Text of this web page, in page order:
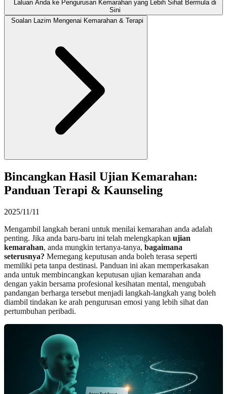
Laluan Anda ke Pengurusan Kemarahan yang Lebih Sihat Bermula di
Sini
Soalan Lazim Mengenai Kemarahan & Terapi
Bincangkan Hasil Ujian Kemarahan:
Panduan Terapi & Kaunseling
2025/11/11
Mengambil langkah berani untuk menilai kemarahan anda adalah
penting. Jika anda baru-baru ini telah melengkapkan ujian
kemarahan, anda mungkin tertanya-tanya, bagaimana
seterusnya? Memegang keputusan anda boleh terasa seperti
memiliki peta tanpa destinasi. Panduan ini akan memperkasakan
anda untuk membincangkan keputusan ujian kemarahan anda
dengan yakin bersama profesional kesihatan mental, mengubah
pandangan berharga tersebut menjadi langkah-langkah yang boleh
diambil tindakan ke arah pengurusan emosi yang lebih sihat dan
pertumbuhan peribadi.